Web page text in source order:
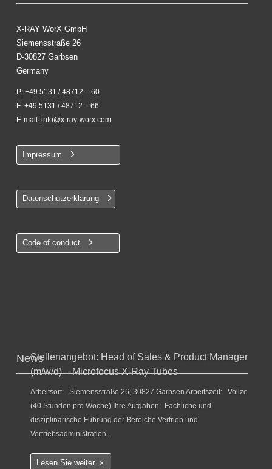
X-RAY WorX GmbH
Siemensstraße 26
D-30827 Garbsen
Germany
P: +49 5131 / 48712 – 60
F: +49 5131 / 48712 – 66
E-mail: info@x-ray-worx.com
Impressum
Datenschutzerklärung
Code of conduct
NewsStellenangebot: Head of Sales & Product Manager
(m/w/d) – Microfocus X-Ray Tubes
Arbeitsort: Siemensstraße 26, 30827 Garbsen Arbeitszeit: Vollzeit
(40 Stunden pro Woche) Ihre Aufgaben: Fachliche und
disziplinarische Führung der Bereiche Vertrieb und
Vertriebsadministration...
Lesen Sie weiter